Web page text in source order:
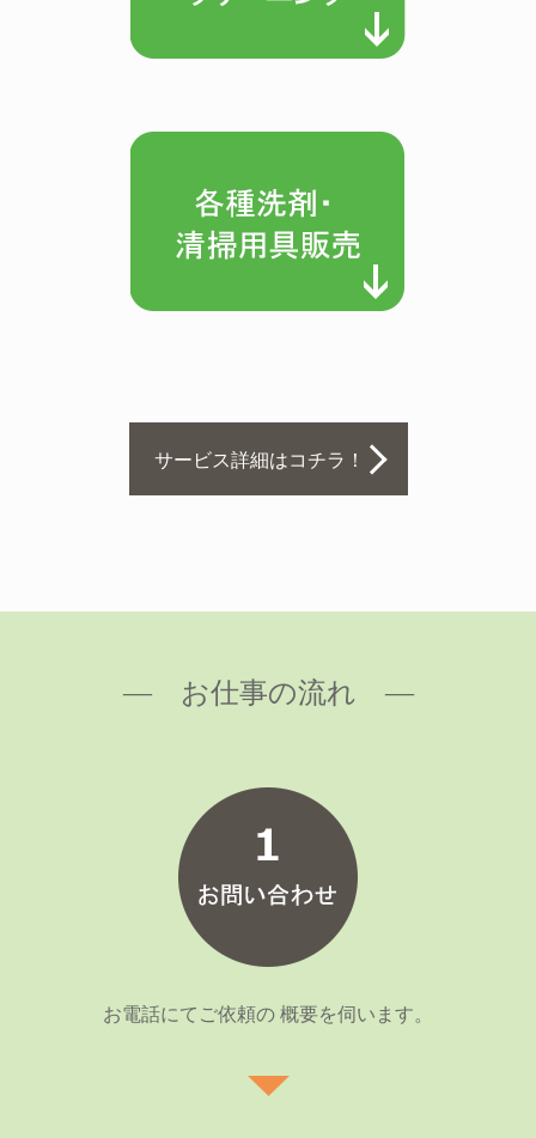
サービス詳細はコチラ！
― お仕事の流れ ―
お電話にてご依頼の 概要を伺います。